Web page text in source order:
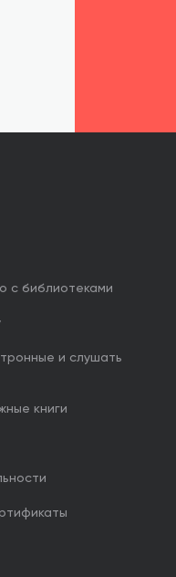
с библиотеками
и слушать
книги